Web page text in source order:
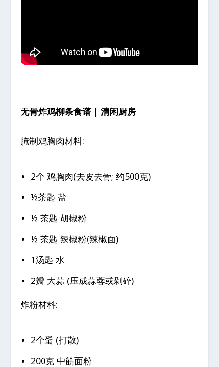
无骨炸鸡柳条食谱 | 清闲厨房
腌制鸡胸肉材料:
2个 鸡胸肉(去皮去骨; 约500克)
½茶匙 盐
½ 茶匙 胡椒粉
½ 茶匙 辣椒粉(辣椒面)
1汤匙 水
2瓣 大蒜 (压成蒜蓉或剁碎)
炸粉材料:
2个蛋 (打散)
200克 中筋面粉